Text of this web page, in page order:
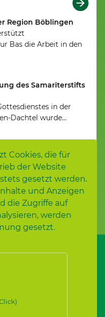
Cookies, die für
der Website
gesetzt werden.
und Anzeigen
die Zugriffe auf
werden
gesetzt.
Region Böblingen
Bas die Arbeit in den
des Samariterstifts
in der
Dachtel wurde…
Dachtel,
Kurs (Kurse…
｜Datenschutz für